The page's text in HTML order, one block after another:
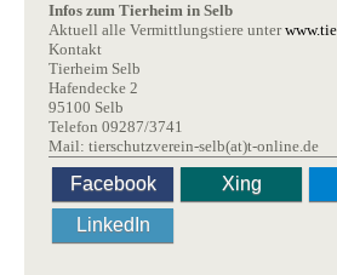
Infos zum Tierheim in Selb
Aktuell alle Vermittlungstiere unter
Kontakt
Tierheim Selb
Hafendecke 2
95100 Selb
Telefon 09287/3741
Mail: tierschutzverein-selb(at)t-online.de
Facebook Xing
LinkedIn